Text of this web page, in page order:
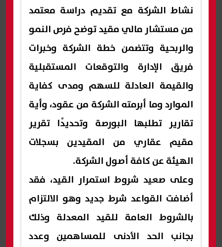
نشاط الشركة مع تقديم دراسة معتمد
من مستشار مالي مقيد توضح فرص النمو
والربحية وتتضمن خطة الشركة وخبرات
فريق الإدارة والتوقعات المستقبلية
والقيمة العادلة للسهم ومدى كفاية
الموارد وما أبرمته الشركة من عقود، وأية
تقارير تطلبها البورصة وتحديدًا تقرير
مقيم عقاري من المقيدين بسجلات
الهيئة عن كافة أصول الشركة.
وعلى صعيد شروط استمرار القيد، فقد
أضافت القواعد شرط جديد وهو الالتزام
بالشروط العامة للقيد المعدلة وذلك
بجانب الحد الأدنى للمساهمين وعدد